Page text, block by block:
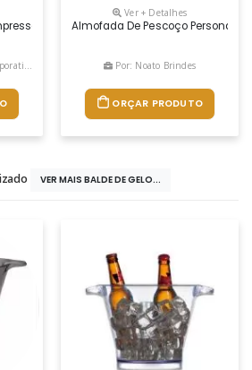
Em Sublimação Enchimento De
Ver + Detalhes
Almofada De Pescoço
Por: Noato Brindes
ORÇAR PRODUTO
VER MAIS BALDE DE GELO...